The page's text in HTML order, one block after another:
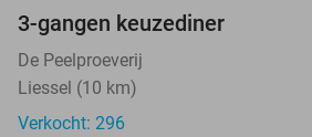
3-gangen keuzediner
De Peelproeverij
Liessel (10 km)
Verkocht: 296